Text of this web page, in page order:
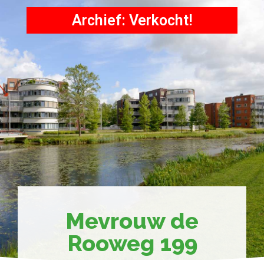
Archief: Verkocht!
Mevrouw de
Rooweg 199